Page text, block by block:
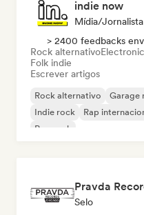
indie now
Mídia/Jornalista
> 2400 feedbacks
Rock alternativo
Folk indie
Escrever artigos
Rock alternativo Garage
Indie rock
Rap
Pop rock
Pravda
Selo